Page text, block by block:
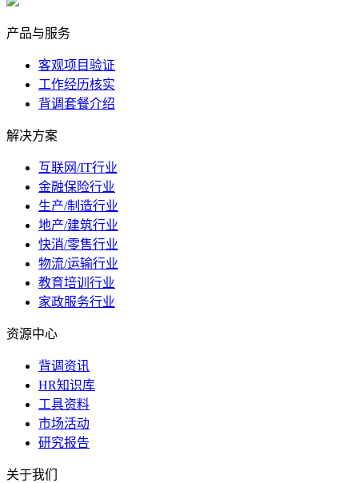
产品与服务
客观项目验证
工作经历核实
背调套餐介绍
解决方案
互联网/IT行业
金融保险行业
生产/制造行业
地产/建筑行业
快消/零售行业
物流/运输行业
教育培训行业
家政服务行业
资源中心
背调资讯
HR知识库
工具资料
市场活动
研究报告
关于我们